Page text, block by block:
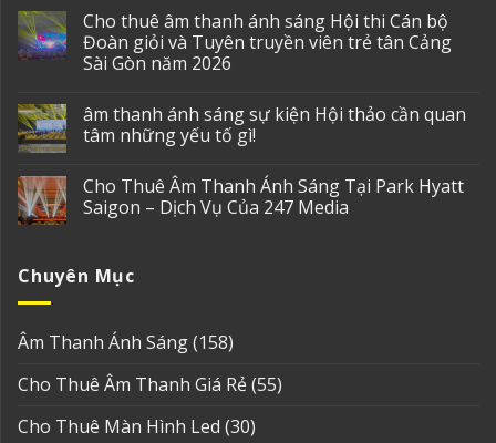
Cho thuê âm thanh ánh sáng Hội thi Cán bộ
Đoàn giỏi và Tuyên truyền viên trẻ tân Cảng
Sài Gòn năm 2026
âm thanh ánh sáng sự kiện Hội thảo cần quan
tâm những yếu tố gì!
Cho Thuê Âm Thanh Ánh Sáng Tại Park Hyatt
Saigon – Dịch Vụ Của 247 Media
Chuyên Mục
Âm Thanh Ánh Sáng(158)
Cho Thuê Âm Thanh Giá Rẻ(55)
Cho Thuê Màn Hình Led (30)